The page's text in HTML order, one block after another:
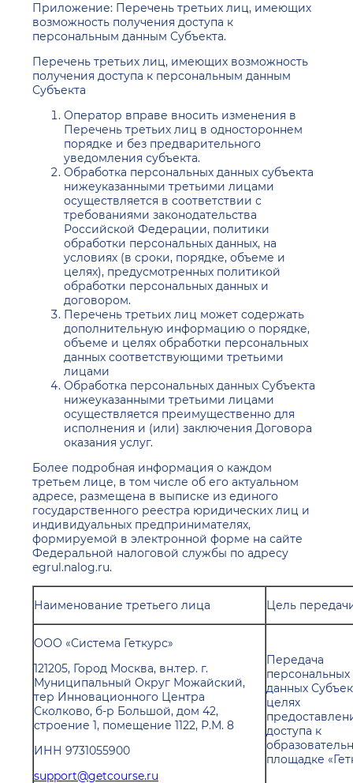
Приложение: Перечень третьих лиц, имеющих
возможность получения доступа к
персональным данным Субъекта.
Перечень третьих лиц, имеющих возможность
получения доступа к персональным данным
Субъекта
Оператор вправе вносить изменения в
Перечень третьих лиц в одностороннем
порядке и без предварительного
уведомления субъекта.
Обработка персональных данных субъекта
нижеуказанными третьими лицами
осуществляется в соответствии с
требованиями законодательства
Российской Федерации, политики
обработки персональных данных, на
условиях (в сроки, порядке, объеме и
целях), предусмотренных политикой
обработки персональных данных и
договором.
Перечень третьих лиц может содержать
дополнительную информацию о порядке,
объеме и целях обработки персональных
данных соответствующими третьими
лицами
Обработка персональных данных Субъекта
нижеуказанными третьими лицами
осуществляется преимущественно для
исполнения и (или) заключения Договора
оказания услуг.
Более подробная информация о каждом
третьем лице, в том числе об его актуальном
адресе, размещена в выписке из единого
государственного реестра юридических лиц и
индивидуальных предпринимателях,
формируемой в электронной форме на сайте
Федеральной налоговой службы по адресу
egrul.nalog.ru.
Наименование третьего лица Цель
ООО «Система Геткурс»
121205, Город Москва, вн.тер. г.
Муниципальный Округ Можайский,
тер Инновационного Центра
Сколково, б-р Большой, дом 42,
строение 1, помещение 1122, Р.М. 8
ИНН 9731055900
support@getcourse.ru
Передача
персональных
данных
целях
доступа к
площадке